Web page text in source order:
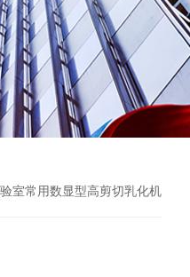
室常用数显型高剪切乳化机